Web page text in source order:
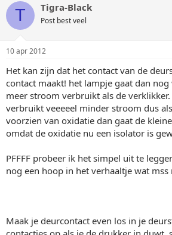
T Tigra-Black
Post best veel
10 apr 2012
Het kan zijn dat het contact van de
contact maakt! het lampje gaat dan
meer stroom verbruikt als de
verbruikt veeeeel minder stroom dus
voorzien van oxidatie dan gaat de
omdat de oxidatie nu een isolator is
PFFFF probeer ik het simpel uit te
nog een hoop in het verhaaltje wat
Maak je deurcontact even los in je